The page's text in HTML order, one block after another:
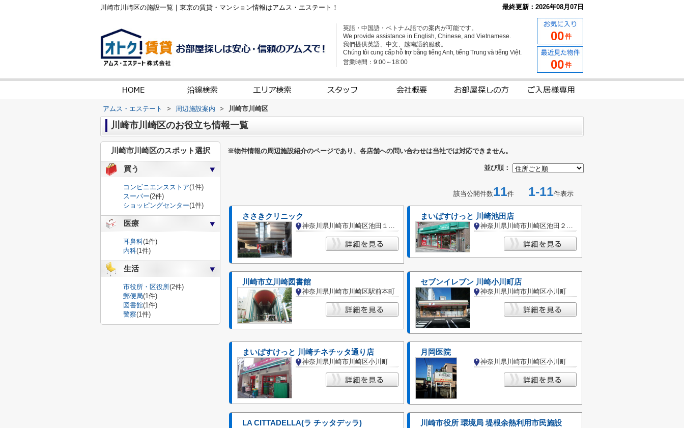
川崎市川崎区の施設一覧｜東京の賃貸・マンション情報はアムス・エステート！ 最終更新：2026年08月07日
英語・中国語・ベトナム語での案内が可能です。
We provide assistance in English, Chinese, and Vietnamese.
我們提供英語、中文、越南語的服務。
Chúng tôi cung cấp hỗ trợ bằng tiếng Anh, tiếng Trung và tiếng Việt.
営業時間：9:00～18:00
00件
00件
アムス・エステート > 周辺施設案内 > 川崎市川崎区
川崎市川崎区のお役立ち情報一覧
※物件情報の周辺施設紹介のページであり、各店舗への問い合わせは当社では対応できません。
並び順：
該当公開件数11件 1-11件表示
ささきクリニック
神奈川県川崎市川崎区池田１丁目
まいばすけっと 川崎池田店
神奈川県川崎市川崎区池田２丁目
川崎市立川崎図書館
神奈川県川崎市川崎区駅前本町
セブンイレブン 川崎小川町店
神奈川県川崎市川崎区小川町
まいばすけっと 川崎チネチッタ通り店
神奈川県川崎市川崎区小川町
月岡医院
神奈川県川崎市川崎区小川町
LA CITTADELLA(ラ チッタデッラ) 川崎市役所 環境局 堤根余熱利用市民施設
川崎市川崎区のスポット選択
買う
コンビニエンスストア(1件)
スーパー(2件)
ショッピングセンター(1件)
医療
耳鼻科(1件)
内科(1件)
生活
市役所・区役所(2件)
郵便局(1件)
図書館(1件)
警察(1件)